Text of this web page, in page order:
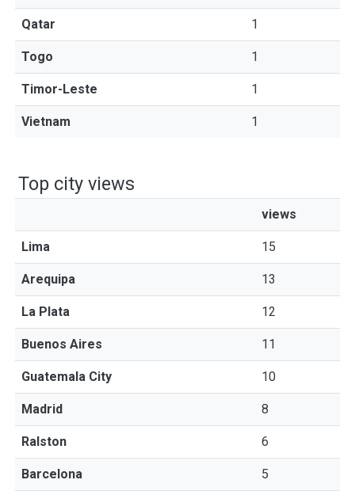
Qatar 1
Togo 1
Timor-Leste 1
Vietnam 1
Top city views
views
Lima 15
Arequipa 13
La Plata 12
Buenos Aires 11
Guatemala City 10
Madrid 8
Ralston 6
Barcelona 5